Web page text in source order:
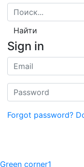
Найти
Sign in
Forgot password?
Green corner1